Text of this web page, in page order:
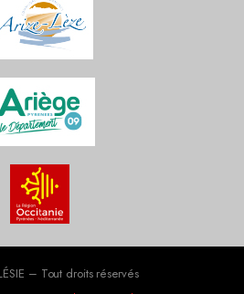
– Tout droits réservés